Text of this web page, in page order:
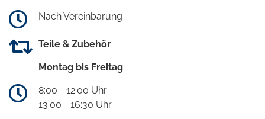
Nach Vereinbarung
Teile & Zubehör
Montag bis Freitag
8:00 - 12:00 Uhr
13:00 - 16:30 Uhr